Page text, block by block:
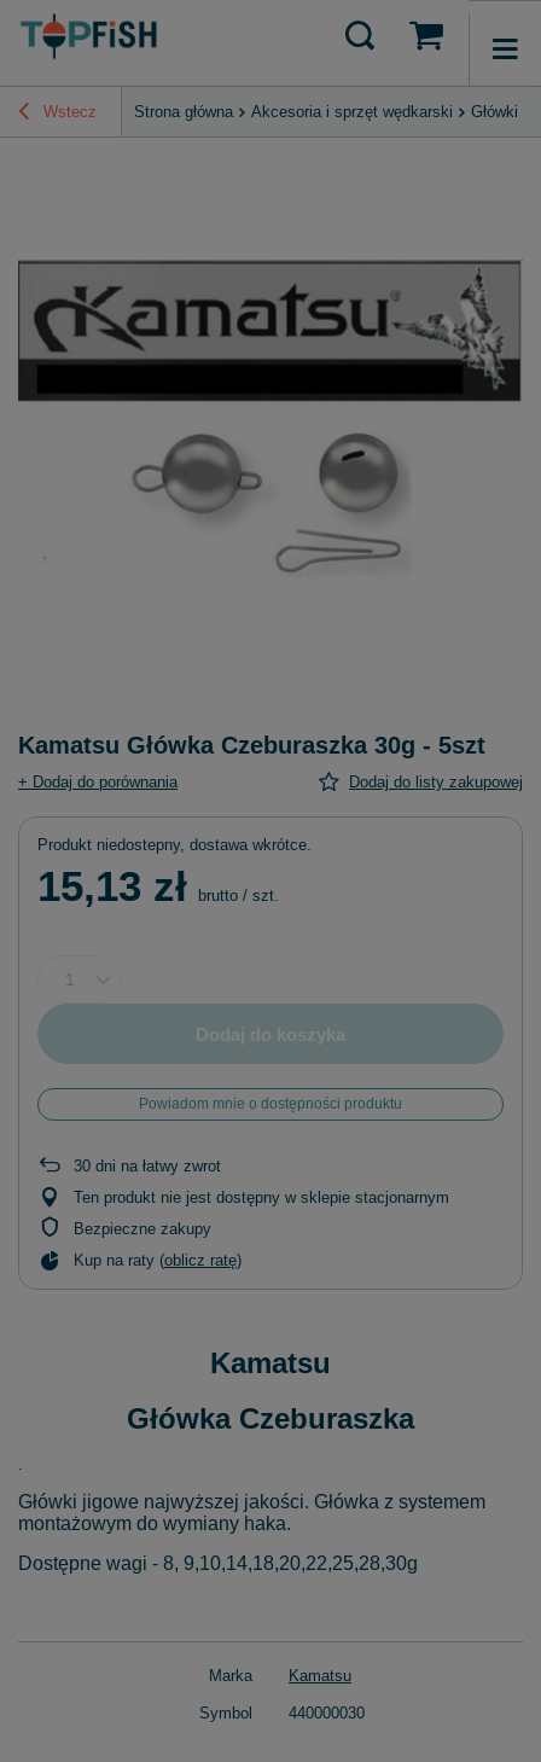
Wstecz Strona główna Akcesoria i sprzęt wędkarski Główki
Kamatsu Główka Czeburaszka 30g - 5szt
+ Dodaj do porównania Dodaj do listy zakupowej
Produkt niedostepny, dostawa wkrótce
15,13 zł brutto / szt.
Dodaj do koszyka
Powiadom mnie o dostępności produktu
30 dni na łatwy zwrot
Ten produkt nie jest dostępny w sklepie stacjonarnym
Bezpieczne zakupy
Kup na raty (oblicz ratę)
Kamatsu
Główka Czeburaszka
.
Główki jigowe najwyższej jakości. Główka z systemem
montażowym do wymiany haka.
Dostępne wagi - 8, 9,10,14,18,20,22,25,28,30g
Marka Kamatsu
Symbol 440000030